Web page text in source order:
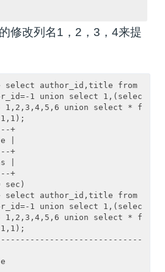
修改列名1，2，3，4来提
select author_id,title from
1 union select 1,(selec
union select * f
+
|
+
|
+
sec)
select author_id,title from
1 union select 1,(selec
union select * f